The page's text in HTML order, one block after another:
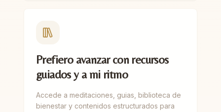
Prefiero avanzar con recursos
guiados y a mi ritmo
Accede a meditaciones, guias, biblioteca de
bienestar y contenidos estructurados para